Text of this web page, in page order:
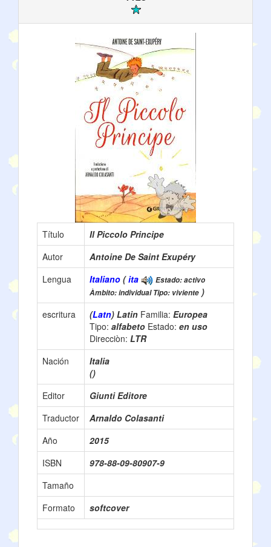
Título
Il Piccolo Principe
Autor
Antoine De Saint Exupéry
Lengua
Italiano (ita
Estado: activo
Àmbito: individual Tipo: viviente )
escritura
(Latn) Latin Familia: Europea
Tipo: alfabeto Estado: en uso
Direcciòn: LTR
Nación
Italia
()
Editor
Giunti Editore
Traductor
Arnaldo Colasanti
Año
2015
ISBN
978-88-09-80907-9
Tamaño
Formato
softcover